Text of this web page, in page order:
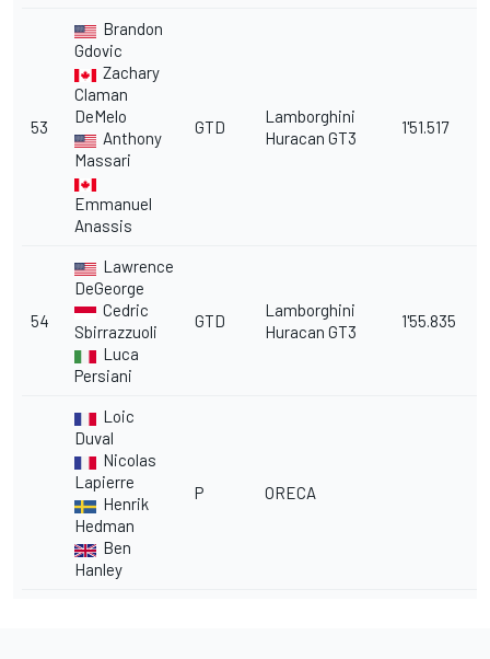
53
Brandon
Gdovic
Zachary
Claman
DeMelo
Anthony
Massari
Emmanuel
Anassis
GTD
Lamborghini
Huracan GT3
1'51.517
54
Lawrence
DeGeorge
Cedric
Sbirrazzuoli
Luca
Persiani
GTD
Lamborghini
Huracan GT3
1'55.835
Loic
Duval
Nicolas
Lapierre
Henrik
Hedman
Ben
Hanley
P ORECA